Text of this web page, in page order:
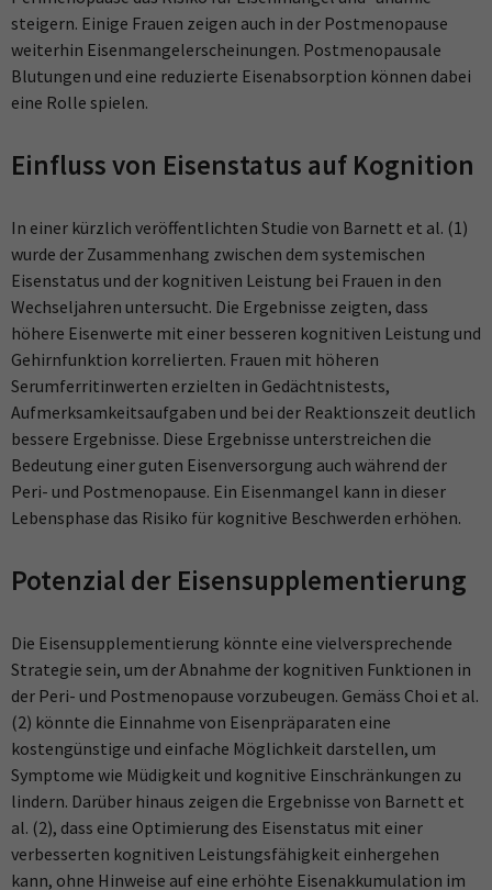
steigern. Einige Frauen zeigen auch in der Postmenopause
weiterhin Eisenmangelerscheinungen. Postmenopausale
Blutungen und eine reduzierte Eisenabsorption können dabei
eine Rolle spielen.
Einfluss von Eisenstatus auf Kognition
In einer kürzlich veröffentlichten Studie von Barnett et al. (1)
wurde der Zusammenhang zwischen dem systemischen
Eisenstatus und der kognitiven Leistung bei Frauen in den
Wechseljahren untersucht. Die Ergebnisse zeigten, dass
höhere Eisenwerte mit einer besseren kognitiven Leistung und
Gehirnfunktion korrelierten. Frauen mit höheren
Serumferritinwerten erzielten in Gedächtnistests,
Aufmerksamkeitsaufgaben und bei der Reaktionszeit deutlich
bessere Ergebnisse. Diese Ergebnisse unterstreichen die
Bedeutung einer guten Eisenversorgung auch während der
Peri- und Postmenopause. Ein Eisenmangel kann in dieser
Lebensphase das Risiko für kognitive Beschwerden erhöhen.
Potenzial der Eisensupplementierung
Die Eisensupplementierung könnte eine vielversprechende
Strategie sein, um der Abnahme der kognitiven Funktionen in
der Peri- und Postmenopause vorzubeugen. Gemäss Choi et al.
(2) könnte die Einnahme von Eisenpräparaten eine
kostengünstige und einfache Möglichkeit darstellen, um
Symptome wie Müdigkeit und kognitive Einschränkungen zu
lindern. Darüber hinaus zeigen die Ergebnisse von Barnett et
al. (2), dass eine Optimierung des Eisenstatus mit einer
verbesserten kognitiven Leistungsfähigkeit einhergehen
kann, ohne Hinweise auf eine erhöhte Eisenakkumulation im